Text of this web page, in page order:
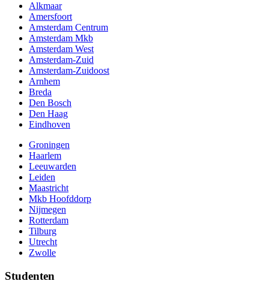
Alkmaar
Amersfoort
Amsterdam Centrum
Amsterdam Mkb
Amsterdam West
Amsterdam-Zuid
Amsterdam-Zuidoost
Arnhem
Breda
Den Bosch
Den Haag
Eindhoven
Groningen
Haarlem
Leeuwarden
Leiden
Maastricht
Mkb Hoofddorp
Nijmegen
Rotterdam
Tilburg
Utrecht
Zwolle
Studenten